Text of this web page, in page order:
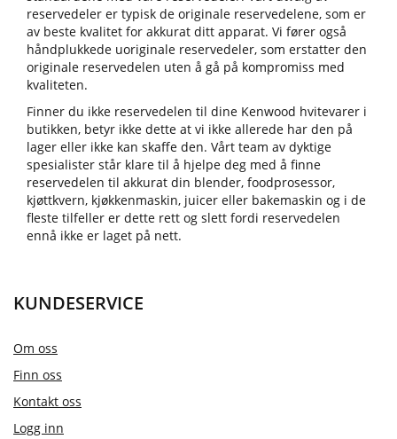
reservedeler er typisk de originale reservedelene, som er
av beste kvalitet for akkurat ditt apparat. Vi fører også
håndplukkede uoriginale reservedeler, som erstatter den
originale reservedelen uten å gå på kompromiss med
kvaliteten.
Finner du ikke reservedelen til dine Kenwood hvitevarer i
butikken, betyr ikke dette at vi ikke allerede har den på
lager eller ikke kan skaffe den. Vårt team av dyktige
spesialister står klare til å hjelpe deg med å finne
reservedelen til akkurat din blender, foodprosessor,
kjøttkvern, kjøkkenmaskin, juicer eller bakemaskin og i de
fleste tilfeller er dette rett og slett fordi reservedelen
ennå ikke er laget på nett.
KUNDESERVICE
Om oss
Finn oss
Kontakt oss
Logg inn